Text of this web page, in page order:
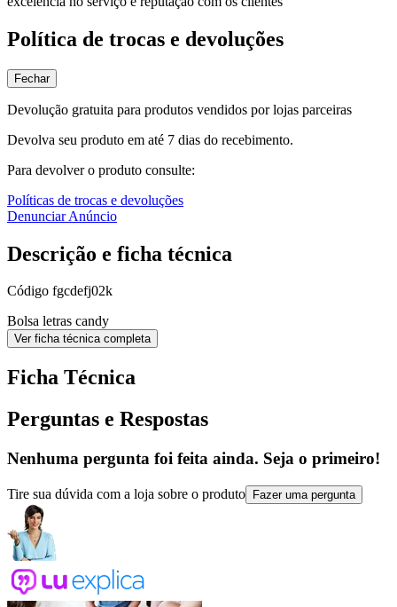
Política de trocas e devoluções
Fechar
Devolução gratuita para produtos vendidos por lojas parceiras
Devolva seu produto em até 7 dias do recebimento.
Para devolver o produto consulte:
Políticas de trocas e devoluções
Denunciar Anúncio
Descrição e ficha técnica
Código fgcdefj02k
Bolsa letras candy
Ver ficha técnica completa
Ficha Técnica
Perguntas e Respostas
Nenhuma pergunta foi feita ainda. Seja o primeiro!
Tire sua dúvida com a loja sobre o produto Fazer uma pergunta